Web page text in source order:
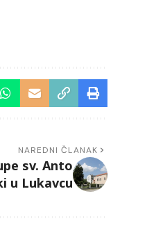
NAREDNI ČLANAK
sv. Anto
u Lukavcu